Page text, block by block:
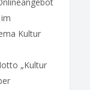
Kultur
„Kultur